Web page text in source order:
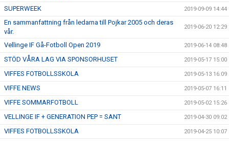
SUPERWEEK 2019-09-09 14:44
En sammanfattning från ledarna till Pojkar 2005 och deras
vår.
2019-06-20 12:29
Vellinge IF Gå-Fotboll Open 2019 2019-06-14 08:48
STÖD VÅRA LAG VIA SPONSORHUSET 2019-05-17 15:00
VIFFES FOTBOLLSSKOLA 2019-05-13 16:09
VIFFE NEWS 2019-05-07 16:11
VIFFE SOMMARFOTBOLL 2019-05-02 15:26
VELLINGE IF + GENERATION PEP = SANT 2019-04-30 09:02
VIFFES FOTBOLLSSKOLA 2019-04-25 10:07